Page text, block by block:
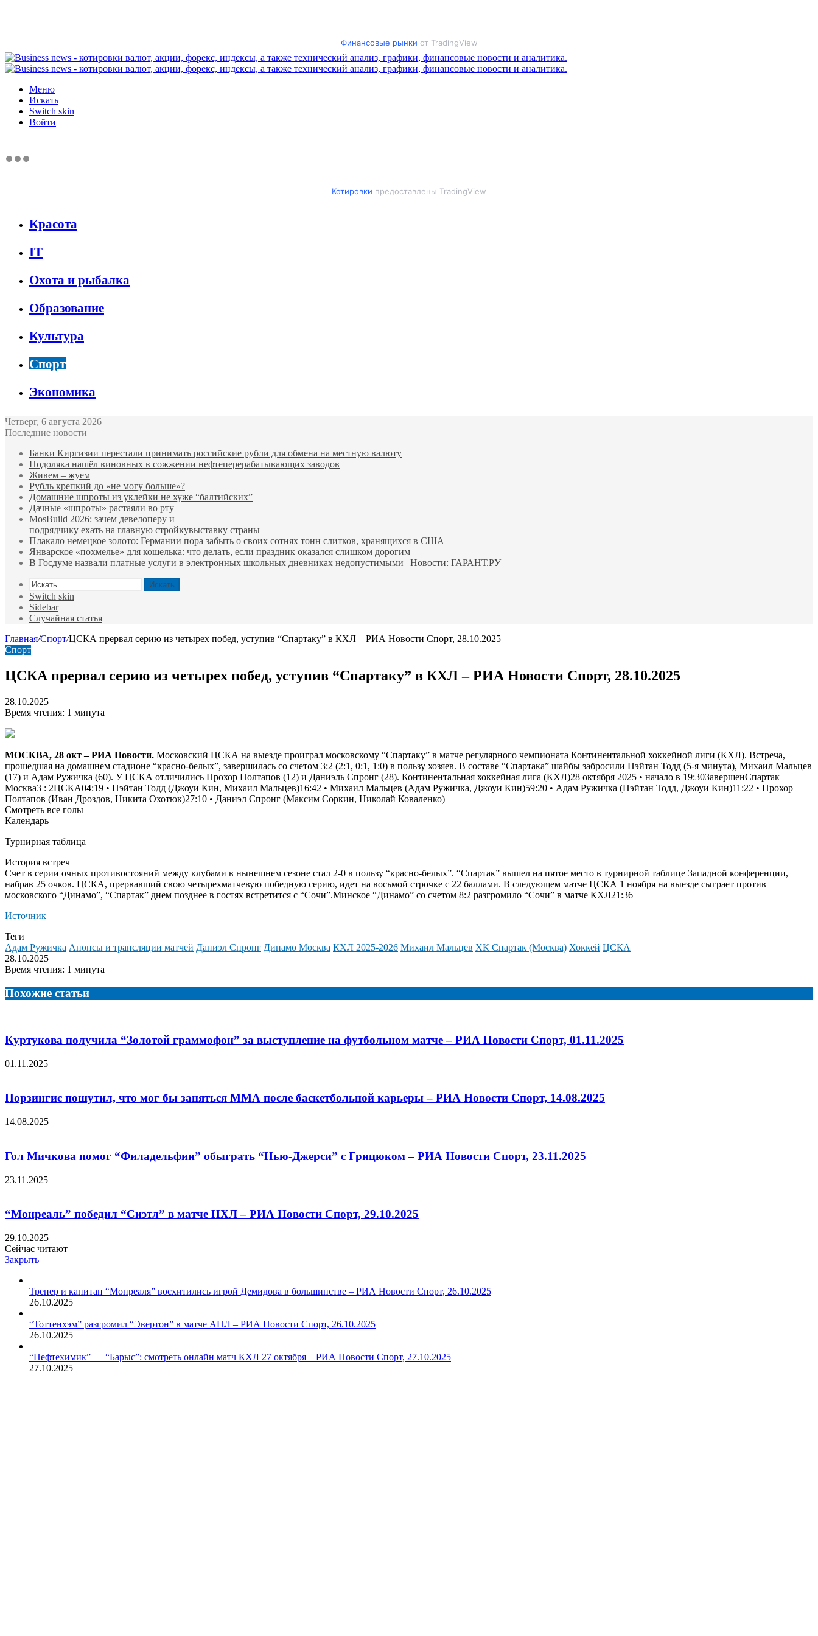
Финансовые рынки от TradingView
Меню
Искать
Switch skin
Войти
Котировки предоставлены TradingView
Красота
IT
Охота и рыбалка
Образование
Культура
Спорт
Экономика
Четверг, 6 августа 2026
Последние новости
Банки Киргизии перестали принимать российские рубли для обмена на местную валюту
Подоляка нашёл виновных в сожжении нефтеперерабатывающих заводов
Живем – жуем
Рубль крепкий до «не могу больше»?
Домашние шпроты из уклейки не хуже “балтийских”
Дачные «шпроты» растаяли во рту
MosBuild 2026: зачем девелоперу и
подрядчиĸу ехать на главную стройĸувыставĸу страны
Плакало немецкое золото: Германии пора забыть о своих сотнях тонн слитков, хранящихся в США
Январское «похмелье» для кошелька: что делать, если праздник оказался слишком дорогим
В Госдуме назвали платные услуги в электронных школьных дневниках недопустимыми | Новости: ГАРАНТ.РУ
Искать
Switch skin
Sidebar
Случайная статья
Главная/Спорт/ЦСКА прервал серию из четырех побед, уступив “Спартаку” в КХЛ – РИА Новости Спорт, 28.10.2025
Спорт
ЦСКА прервал серию из четырех побед, уступив “Спартаку” в КХЛ – РИА Новости Спорт, 28.10.2025
28.10.2025
Время чтения: 1 минута
МОСКВА, 28 окт – РИА Новости. Московский ЦСКА на выезде проиграл московскому “Спартаку” в матче регулярного чемпионата Континентальной хоккейной лиги (КХЛ). Встреча,
прошедшая на домашнем стадионе “красно-белых”, завершилась со счетом 3:2 (2:1, 0:1, 1:0) в пользу хозяев. В составе “Спартака” шайбы забросили Нэйтан Тодд (5-я минута), Михаил Мальцев
(17) и Адам Ружичка (60). У ЦСКА отличились Прохор Полтапов (12) и Даниэль Спронг (28). Континентальная хоккейная лига (КХЛ)28 октября 2025 • начало в 19:30ЗавершенСпартак
Москва3 : 2ЦСКА04:19 • Нэйтан Тодд (Джоуи Кин, Михаил Мальцев)16:42 • Михаил Мальцев (Адам Ружичка, Джоуи Кин)59:20 • Адам Ружичка (Нэйтан Тодд, Джоуи Кин)11:22 • Прохор
Полтапов (Иван Дроздов, Никита Охотюк)27:10 • Даниэл Спронг (Максим Соркин, Николай Коваленко)
Смотреть все голы
Календарь
Турнирная таблица
История встреч
Счет в серии очных противостояний между клубами в нынешнем сезоне стал 2-0 в пользу “красно-белых”. “Спартак” вышел на пятое место в турнирной таблице Западной конференции,
набрав 25 очков. ЦСКА, прервавший свою четырехматчевую победную серию, идет на восьмой строчке с 22 баллами. В следующем матче ЦСКА 1 ноября на выезде сыграет против
московского “Динамо”, “Спартак” днем позднее в гостях встретится с “Сочи”.Минское “Динамо” со счетом 8:2 разгромило “Сочи” в матче КХЛ21:36
Источник
Теги
Адам Ружичка Анонсы и трансляции матчей Даниэл Спронг Динамо Москва КХЛ 2025-2026 Михаил Мальцев ХК Спартак (Москва) Хоккей ЦСКА
28.10.2025
Время чтения: 1 минута
Похожие статьи
Куртукова получила “Золотой граммофон” за выступление на футбольном матче – РИА Новости Спорт, 01.11.2025
01.11.2025
Порзингис пошутил, что мог бы заняться ММА после баскетбольной карьеры – РИА Новости Спорт, 14.08.2025
14.08.2025
Гол Мичкова помог “Филадельфии” обыграть “Нью-Джерси” с Грицюком – РИА Новости Спорт, 23.11.2025
23.11.2025
“Монреаль” победил “Сиэтл” в матче НХЛ – РИА Новости Спорт, 29.10.2025
29.10.2025
Сейчас читают
Закрыть
Тренер и капитан “Монреаля” восхитились игрой Демидова в большинстве – РИА Новости Спорт, 26.10.2025
26.10.2025
“Тоттенхэм” разгромил “Эвертон” в матче АПЛ – РИА Новости Спорт, 26.10.2025
26.10.2025
“Нефтехимик” — “Барыс”: смотреть онлайн матч КХЛ 27 октября – РИА Новости Спорт, 27.10.2025
27.10.2025